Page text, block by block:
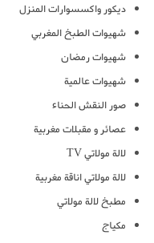
ديكور واكسسوارات المنزل
شهيوات الطبخ المغربي
شهيوات رمضان
شهيوات عالمية
صور النقش الحناء
عصائر و مقبلات مغربية
لالة مولاتي TV
لالة مولاتي اناقة مغربية
مطبخ لالة مولاتي
مكياج